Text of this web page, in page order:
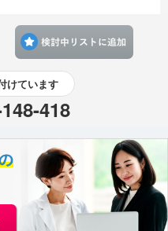
けています
418